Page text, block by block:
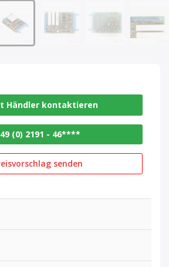
Händler kontaktieren
(0) 2191 - 46****
senden